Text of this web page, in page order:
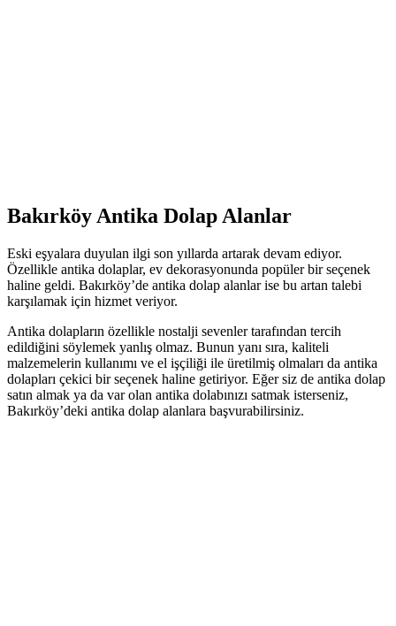
Bakırköy Antika Dolap Alanlar
Eski eşyalara duyulan ilgi son yıllarda artarak devam ediyor.
Özellikle antika dolaplar, ev dekorasyonunda popüler bir seçenek
haline geldi. Bakırköy’de antika dolap alanlar ise bu artan talebi
karşılamak için hizmet veriyor.
Antika dolapların özellikle nostalji sevenler tarafından tercih
edildiğini söylemek yanlış olmaz. Bunun yanı sıra, kaliteli
malzemelerin kullanımı ve el işçiliği ile üretilmiş olmaları da antika
dolapları çekici bir seçenek haline getiriyor. Eğer siz de antika dolap
satın almak ya da var olan antika dolabınızı satmak isterseniz,
Bakırköy’deki antika dolap alanlara başvurabilirsiniz.